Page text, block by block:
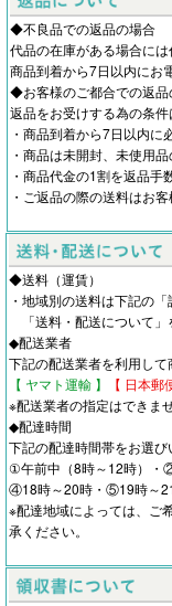
◆不良品での返品の場合
代品の在庫がある場合には
商品到着から7日以内にお
◆お客様のご都合での返品
返品をお受けする為の条件
・商品到着から7日以内に
・商品は未開封、未使用
・商品代金の1割を返品手
・ご返品の際の送料はお客
◆送料（運賃）
・地域別の送料は下記の
「送料・配送について
◆配送業者
下記の配送業者を利用して
【 ヤマト運輸 】
【 日本郵
※配送業者の指定はできま
◆配達時間
下記の配達時間帯をお選び
①午前中（8時～12時）
④18時～20時・⑤19時～
※配達地域によっては、ご
承ください。